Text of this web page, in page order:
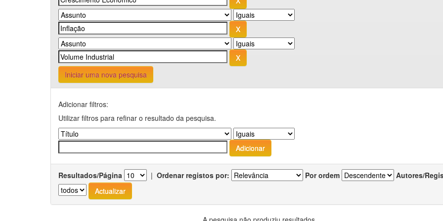
Iniciar uma nova pesquisa
Adicionar filtros:
Utilizar filtros para refinar o resultado da pesquisa.
Resultados/Página | Ordenar registos por: Por ordem Autores/